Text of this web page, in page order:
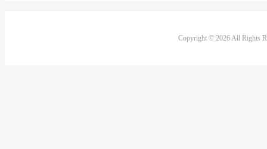
Copyright © 2026 All Rights